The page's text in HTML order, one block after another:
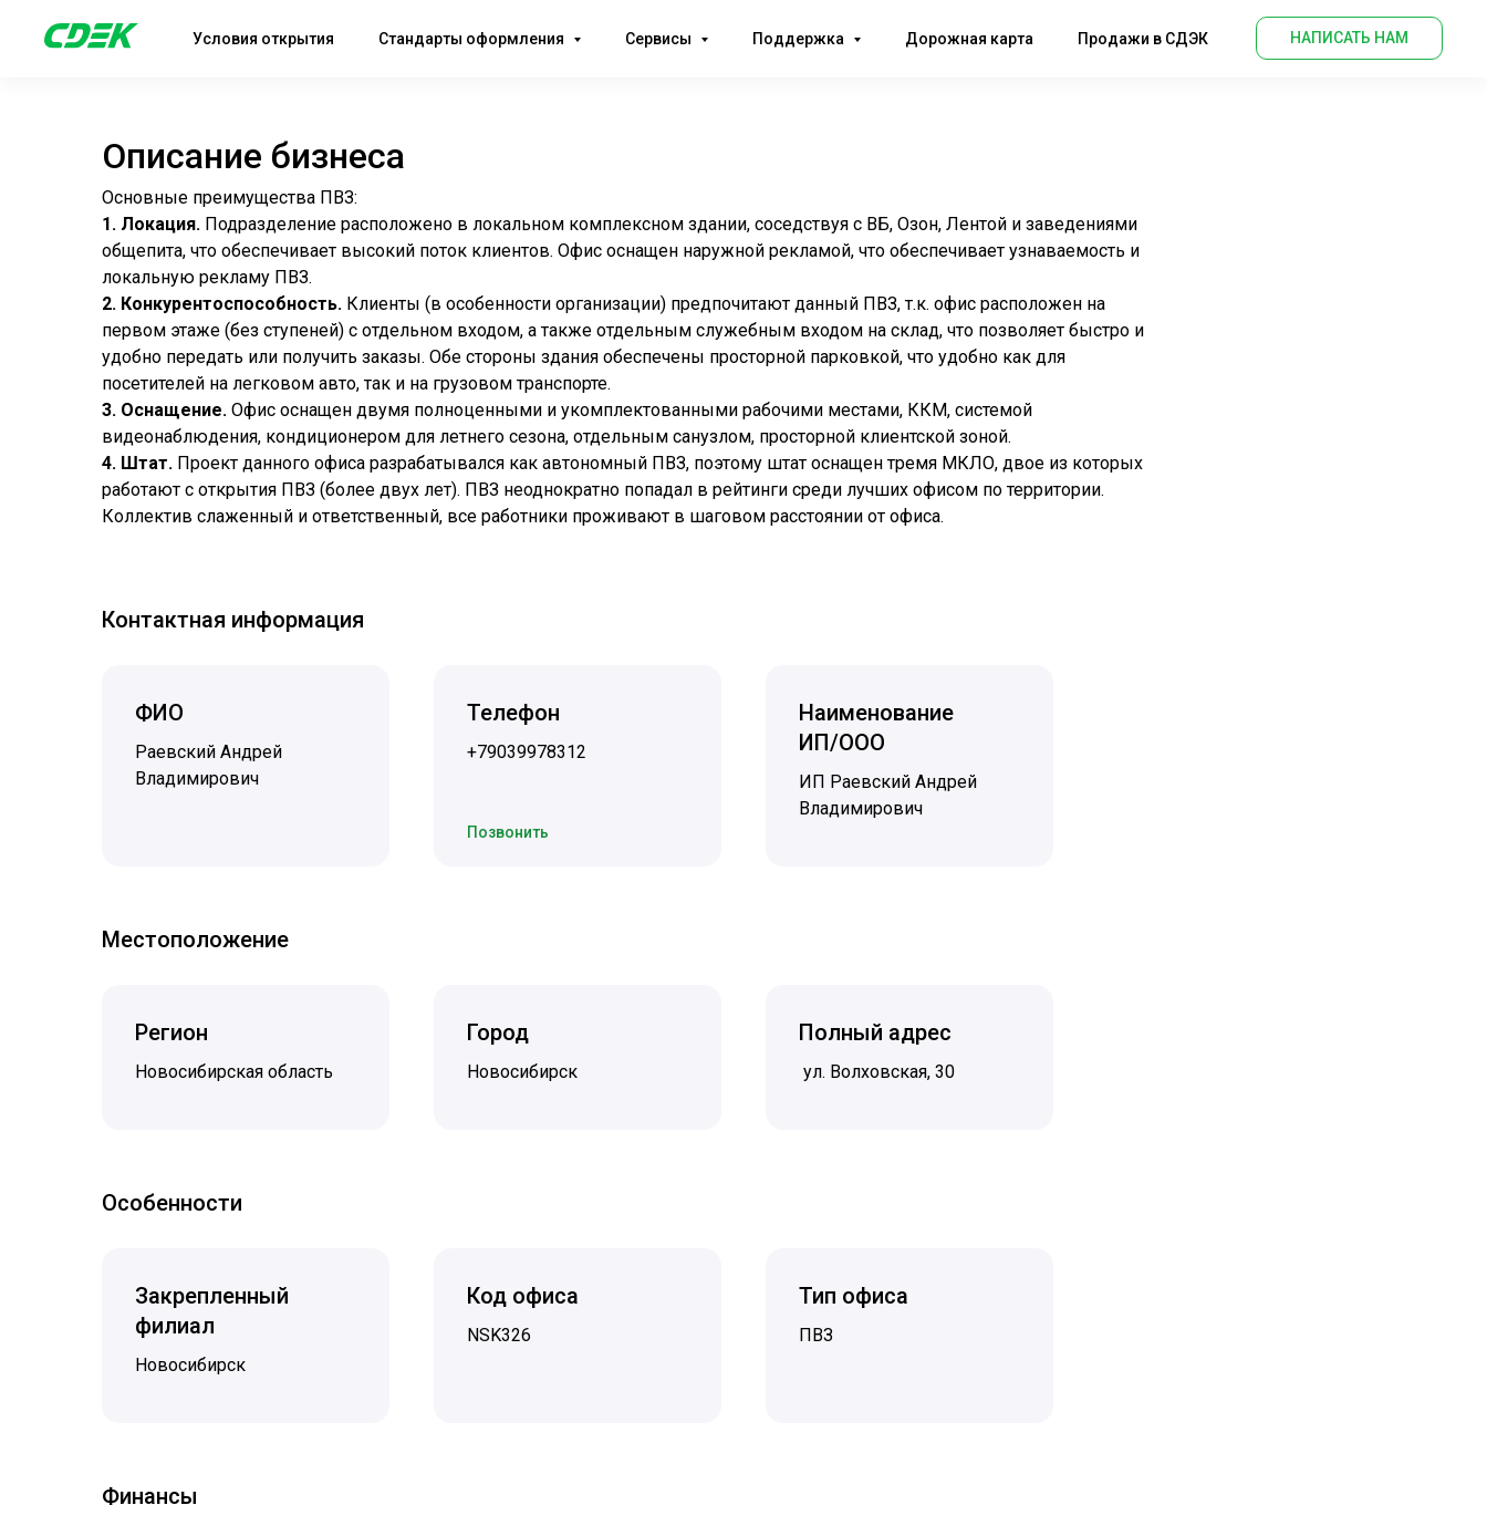
Условия открытия Стандарты оформления Сервисы Поддержка Дорожная карта Продажи в СДЭК НАПИСАТЬ НАМ
Описание бизнеса
Основные преимущества ПВЗ:
1. Локация. Подразделение расположено в локальном комплексном здании, соседствуя с ВБ, Озон, Лентой и заведениями
общепита, что обеспечивает высокий поток клиентов. Офис оснащен наружной рекламой, что обеспечивает узнаваемость и
локальную рекламу ПВЗ.
2. Конкурентоспособность. Клиенты (в особенности организации) предпочитают данный ПВЗ, т.к. офис расположен на
первом этаже (без ступеней) с отдельном входом, а также отдельным служебным входом на склад, что позволяет быстро и
удобно передать или получить заказы. Обе стороны здания обеспечены просторной парковкой, что удобно как для
посетителей на легковом авто, так и на грузовом транспорте.
3. Оснащение. Офис оснащен двумя полноценными и укомплектованными рабочими местами, ККМ, системой
видеонаблюдения, кондиционером для летнего сезона, отдельным санузлом, просторной клиентской зоной.
4. Штат. Проект данного офиса разрабатывался как автономный ПВЗ, поэтому штат оснащен тремя МКЛО, двое из которых
работают с открытия ПВЗ (более двух лет). ПВЗ неоднократно попадал в рейтинги среди лучших офисом по территории.
Коллектив слаженный и ответственный, все работники проживают в шаговом расстоянии от офиса.
Контактная информация
ФИО
Раевский Андрей
Владимирович
Телефон
+79039978312
Позвонить
Наименование
ИП/ООО
ИП Раевский Андрей
Владимирович
Местоположение
Регион
Новосибирская область
Город
Новосибирск
Полный адрес
ул. ​Волховская, 30
Особенности
Закрепленный
филиал
Новосибирск
Код офиса
NSK326
Тип офиса
ПВЗ
Финансы